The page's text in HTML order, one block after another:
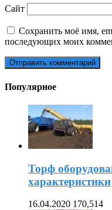
Сайт
Сохранить моё имя,
последующих моих
Популярное
Торф
характеристики
16.04.2020 170,514